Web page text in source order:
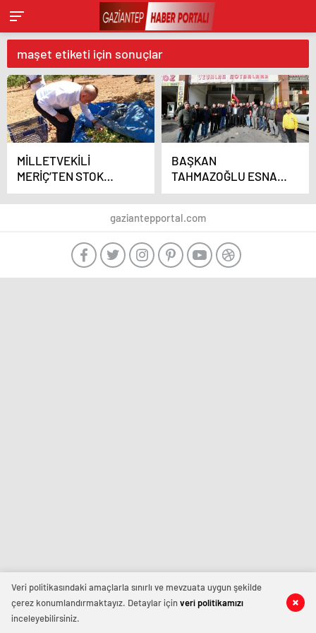
maşet etiketi için sonuçlar
MİLLETVEKİLİ
MERİÇ’TEN STOK
TEPKİSİ
BAŞKAN
TAHMAZOĞLU ESNAFI
ZİYARET ETTİ
gaziantepportal.com
Veri politikasındaki amaçlarla sınırlı ve mevzuata uygun şekilde
çerez konumlandırmaktayız. Detaylar içinveri politikamızı
inceleyebilirsiniz.